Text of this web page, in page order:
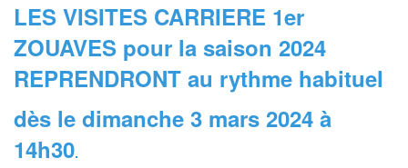
LES VISITES CARRIERE 1er
ZOUAVES pour la saison 2024
REPRENDRONT au rythme habituel
dès le dimanche 3 mars 2024 à
14h30.